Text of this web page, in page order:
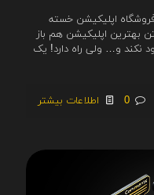
فروشگاه اپلیکیشن خسته
بهترین اپلیکیشن هم باز
نکند و… ولی راه دارد! یک
0 اطلاعات بیشتر